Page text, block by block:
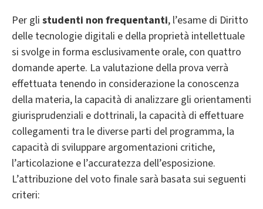
Per gli studenti non frequentanti, l’esame di Diritto
delle tecnologie digitali e della proprietà intellettuale
si svolge in forma esclusivamente orale, con quattro
domande aperte. La valutazione della prova verrà
effettuata tenendo in considerazione la conoscenza
della materia, la capacità di analizzare gli orientamenti
giurisprudenziali e dottrinali, la capacità di effettuare
collegamenti tra le diverse parti del programma, la
capacità di sviluppare argomentazioni critiche,
l’articolazione e l’accuratezza dell’esposizione.
L’attribuzione del voto finale sarà basata sui seguenti
criteri: